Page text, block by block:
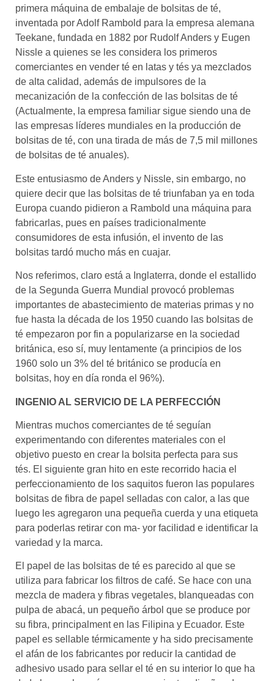
primera máquina de embalaje de bolsitas de té,
inventada por Adolf Rambold para la empresa alemana
Teekane, fundada en 1882 por Rudolf Anders y Eugen
Nissle a quienes se les considera los primeros
comerciantes en vender té en latas y tés ya mezclados
de alta calidad, además de impulsores de la
mecanización de la confección de las bolsitas de té
(Actualmente, la empresa familiar sigue siendo una de
las empresas líderes mundiales en la producción de
bolsitas de té, con una tirada de más de 7,5 mil millones
de bolsitas de té anuales).
Este entusiasmo de Anders y Nissle, sin embargo, no
quiere decir que las bolsitas de té triunfaban ya en toda
Europa cuando pidieron a Rambold una máquina para
fabricarlas, pues en países tradicionalmente
consumidores de esta infusión, el invento de las
bolsitas tardó mucho más en cuajar.
Nos referimos, claro está a Inglaterra, donde el estallido
de la Segunda Guerra Mundial provocó problemas
importantes de abastecimiento de materias primas y no
fue hasta la década de los 1950 cuando las bolsitas de
té empezaron por fin a popularizarse en la sociedad
británica, eso sí, muy lentamente (a principios de los
1960 solo un 3% del té británico se producía en
bolsitas, hoy en día ronda el 96%).
INGENIO AL SERVICIO DE LA PERFECCIÓN
Mientras muchos comerciantes de té seguían
experimentando con diferentes materiales con el
objetivo puesto en crear la bolsita perfecta para sus
tés. El siguiente gran hito en este recorrido hacia el
perfeccionamiento de los saquitos fueron las populares
bolsitas de fibra de papel selladas con calor, a las que
luego les agregaron una pequeña cuerda y una etiqueta
para poderlas retirar con ma- yor facilidad e identificar la
variedad y la marca.
El papel de las bolsitas de té es parecido al que se
utiliza para fabricar los filtros de café. Se hace con una
mezcla de madera y fibras vegetales, blanqueadas con
pulpa de abacá, un pequeño árbol que se produce por
su fibra, principalment en las Filipina y Ecuador. Este
papel es sellable térmicamente y ha sido precisamente
el afán de los fabricantes por reducir la cantidad de
adhesivo usado para sellar el té en su interior lo que ha